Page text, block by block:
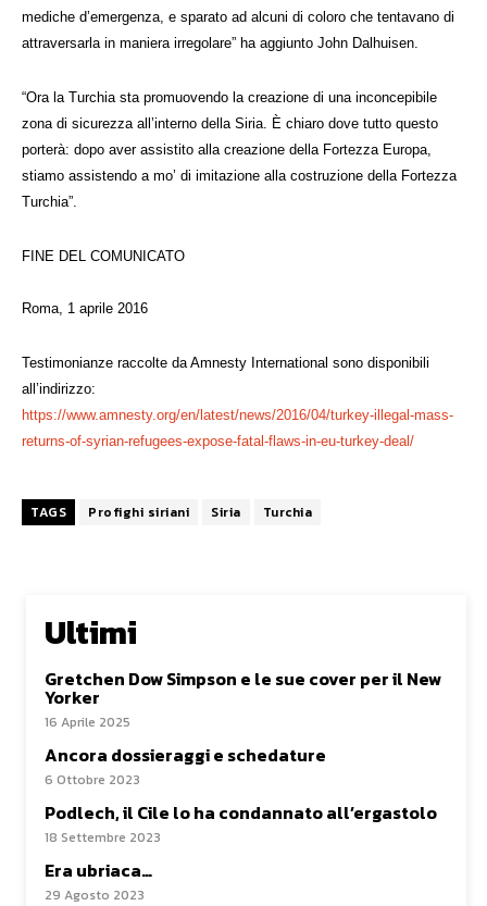
mediche d’emergenza, e sparato ad alcuni di coloro che tentavano di
attraversarla in maniera irregolare” ha aggiunto John Dalhuisen.
“Ora la Turchia sta promuovendo la creazione di una inconcepibile
zona di sicurezza all’interno della Siria. È chiaro dove tutto questo
porterà: dopo aver assistito alla creazione della Fortezza Europa,
stiamo assistendo a mo’ di imitazione alla costruzione della Fortezza
Turchia”.
FINE DEL COMUNICATO
Roma, 1 aprile 2016
Testimonianze raccolte da Amnesty International sono disponibili
all’indirizzo:
https://www.amnesty.org/en/ latest/news/2016/04/turkey-illegal-mass-
returns-of-syrian-refugees-expose-fatal-flaws-in-eu-turkey-deal/
TAGS Profighi siriani Siria Turchia
Ultimi
Gretchen Dow Simpson e le sue cover per il New
Yorker
16 Aprile 2025
Ancora dossieraggi e schedature
6 Ottobre 2023
Podlech, il Cile lo ha condannato all’ergastolo
18 Settembre 2023
Era ubriaca…
29 Agosto 2023